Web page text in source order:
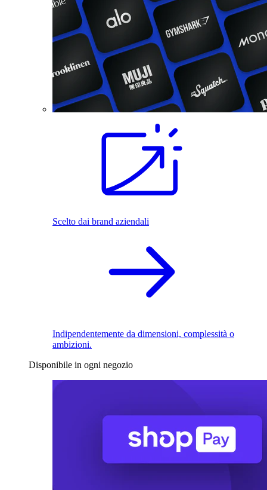
Scelto dai brand aziendali
Indipendentemente da dimensioni, complessità o
ambizioni.
Disponibile in ogni negozio